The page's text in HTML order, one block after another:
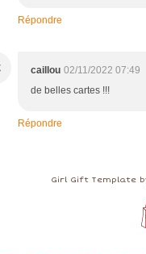
Répondre
caillou 02/11/2022 07:49
de belles cartes !!!
Répondre
Girl Gift Template